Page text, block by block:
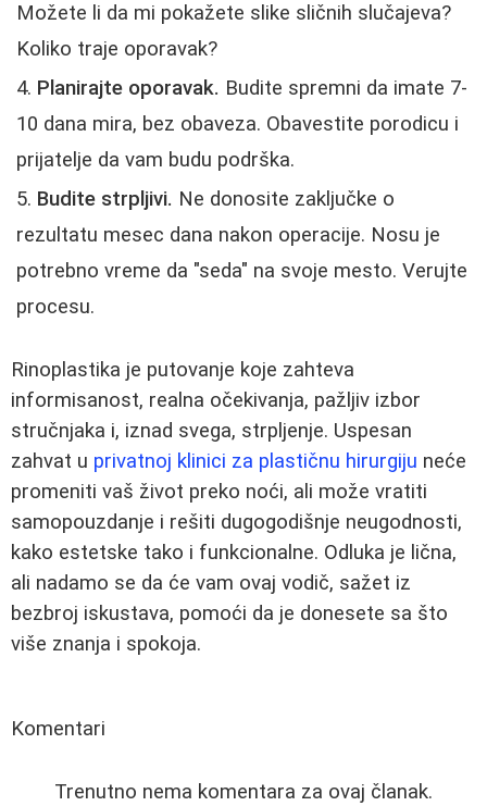
Možete li da mi pokažete slike sličnih slučajeva?
Koliko traje oporavak?
Planirajte oporavak. Budite spremni da imate 7-
10 dana mira, bez obaveza. Obavestite porodicu i
prijatelje da vam budu podrška.
Budite strpljivi. Ne donosite zaključke o
rezultatu mesec dana nakon operacije. Nosu je
potrebno vreme da "seda" na svoje mesto. Verujte
procesu.
Rinoplastika je putovanje koje zahteva
informisanost, realna očekivanja, pažljiv izbor
stručnjaka i, iznad svega, strpljenje. Uspesan
zahvat u privatnoj klinici za plastičnu hirurgiju neće
promeniti vaš život preko noći, ali može vratiti
samopouzdanje i rešiti dugogodišnje neugodnosti,
kako estetske tako i funkcionalne. Odluka je lična,
ali nadamo se da će vam ovaj vodič, sažet iz
bezbroj iskustava, pomoći da je donesete sa što
više znanja i spokoja.
Komentari
Trenutno nema komentara za ovaj članak.